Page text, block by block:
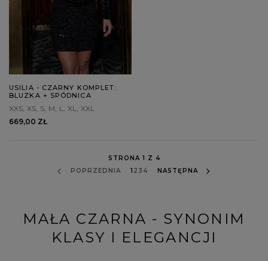
USILIA - CZARNY KOMPLET:
BLUZKA + SPÓDNICA
XXS XS S M L XL XXL
669,00 ZŁ
STRONA 1 Z 4
POPRZEDNIA
1 2 3 4 NASTĘPNA
MAŁA CZARNA - SYNONIM
KLASY I ELEGANCJI